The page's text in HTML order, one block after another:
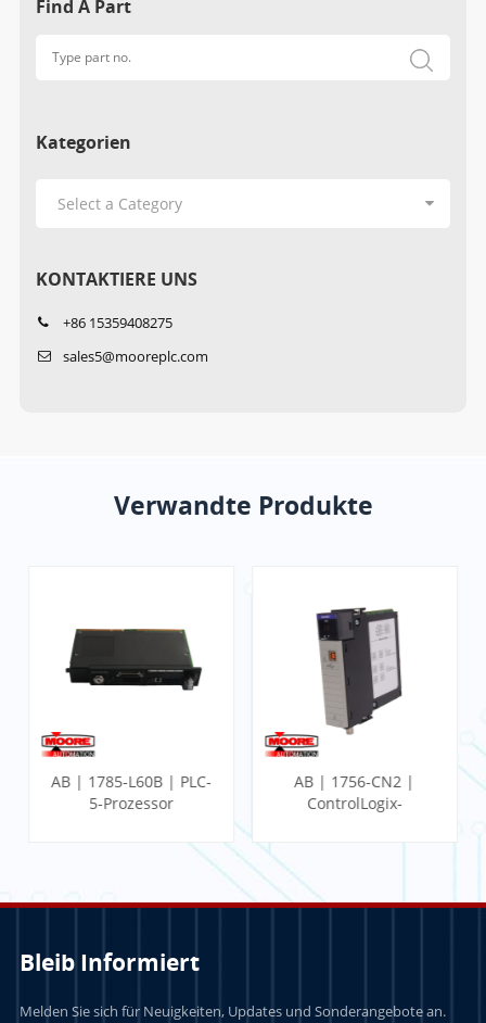
Find A Part
Kategorien
KONTAKTIERE UNS
+86 15359408275
sales5@mooreplc.com
Verwandte Produkte
AB | 1785-L60B | PLC-
5-Prozessor
AB | 1756-CN2 |
ControlLogix-
Bleib Informiert
Melden Sie sich für Neuigkeiten, Updates und Sonderangebote an.